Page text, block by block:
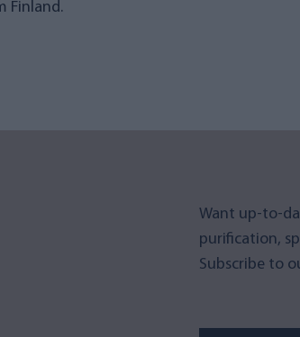
Finland.
Want up-to-
purification,
Subscribe to